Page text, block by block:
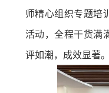
师精心组织专题培
活动，全程干货满
评如潮，成效显著。